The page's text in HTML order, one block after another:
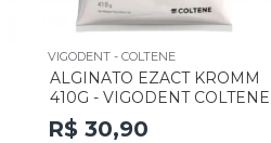
VIGODENT - COLTENE
ALGINATO EZACT KROMM
410G - VIGODENT COLTENE
R$ 30,90